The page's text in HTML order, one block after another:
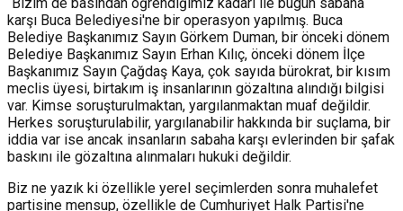
karşı Buca Belediyesi'ne bir operasyon yapılmış. Buca
Belediye Başkanımız Sayın Görkem Duman, bir önceki dönem
Belediye Başkanımız Sayın Erhan Kılıç, önceki dönem İlçe
Başkanımız Sayın Çağdaş Kaya, çok sayıda bürokrat, bir kısım
meclis üyesi, birtakım iş insanlarının gözaltına alındığı bilgisi
var. Kimse soruşturulmaktan, yargılanmaktan muaf değildir.
Herkes soruşturulabilir, yargılanabilir hakkında bir suçlama, bir
iddia var ise ancak insanların sabaha karşı evlerinden bir şafak
baskını ile gözaltına alınmaları hukuki değildir.
Biz ne yazık ki özellikle yerel seçimlerden sonra muhalefet
partisine mensup, özellikle de Cumhuriyet Halk Partisi'ne